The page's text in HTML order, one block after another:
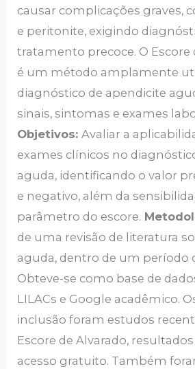
causar complicações graves,
e peritonite, exigindo
tratamento precoce. O Escore
é um método amplamente
diagnóstico de apendicite
sinais, sintomas e exames
Objetivos:Avaliar a
exames clínicos no
aguda, identificando o valor
e negativo, além da
parâmetro do escore.
de uma revisão de literatura
aguda, dentro de um período
Obteve-se como base de
LILACs e Google acadêmico.
inclusão foram estudos
Escore de Alvarado,
acesso gratuito. Também